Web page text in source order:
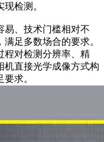
检测。
易、技术门槛相对不
足多数场合的要求。
程对检测分辨率、精
机直接光学成像方式构
求。